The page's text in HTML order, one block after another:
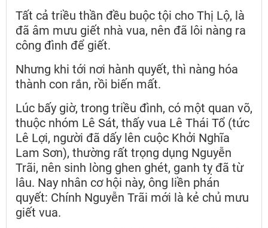
Tất cả triều thần đều buộc tội cho Thị Lộ, là
đã âm mưu giết nhà vua, nên đã lôi nàng ra
công đình để giết.
Nhưng khi tới nơi hành quyết, thì nàng hóa
thành con rắn, rồi biến mất.
Lúc bấy giờ, trong triều đình, có một quan võ,
thuộc nhóm Lê Sát, thấy vua Lê Thái Tổ (tức
Lê Lợi, người đã dấy lên cuộc Khởi Nghĩa
Lam Sơn), thường rất trọng dụng Nguyễn
Trãi, nên sinh lòng ghen ghét, ganh tỵ đã từ
lâu. Nay nhân cơ hội này, ông liền phán
quyết: Chính Nguyễn Trãi mới là kẻ chủ mưu
giết vua.